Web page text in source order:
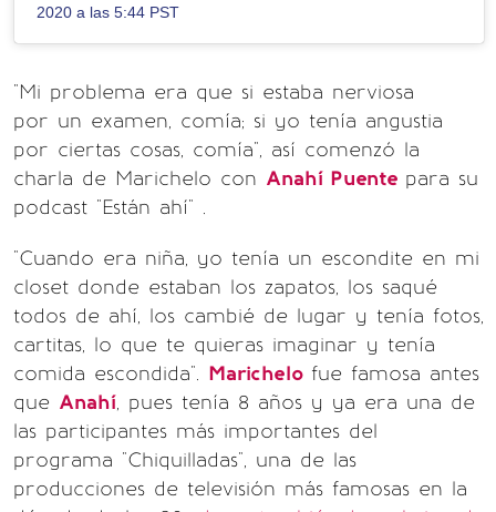
2020 a las 5:44 PST
"Mi problema era que si estaba nerviosa
por un examen, comía; si yo tenía angustia
por ciertas cosas, comía", así comenzó la
charla de Marichelo con Anahí Puente para su
podcast "Están ahí" .
"Cuando era niña, yo tenía un escondite en mi
closet donde estaban los zapatos, los saqué
todos de ahí, los cambié de lugar y tenía fotos,
cartitas, lo que te quieras imaginar y tenía
comida escondida". Marichelo fue famosa antes
que Anahí, pues tenía 8 años y ya era una de
las participantes más importantes del
programa "Chiquilladas", una de las
producciones de televisión más famosas en la